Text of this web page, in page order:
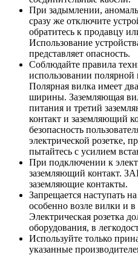
При задымлении,
сразу же отключите
обратитесь к продавцу
Использование
представляет опасность.
Соблюдайте правила
использовании
Полярная вилка имеет
ширины. Заземляющая
питания и третий
контакт и заземляющий
безопасность
электрической розетке,
пытайтесь с усилием
При подключении к
заземляющий контакт.
заземляющие контакты.
Запрещается наступать
особенно возле вилки и в
Электрическая розетка
оборудования, в
Используйте только
указанные